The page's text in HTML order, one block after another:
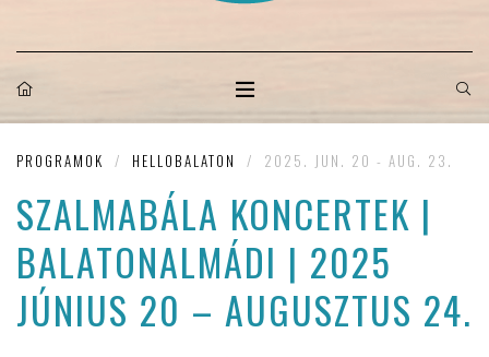
PROGRAMOK / HELLOBALATON / 2025. JUN. 20 - AUG. 23.
SZALMABÁLA KONCERTEK |
BALATONALMÁDI | 2025
JÚNIUS 20 – AUGUSZTUS 24.